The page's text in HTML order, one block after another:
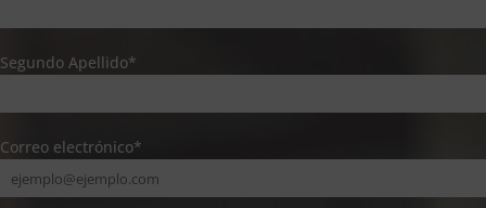
Segundo Apellido*
Correo electrónico*